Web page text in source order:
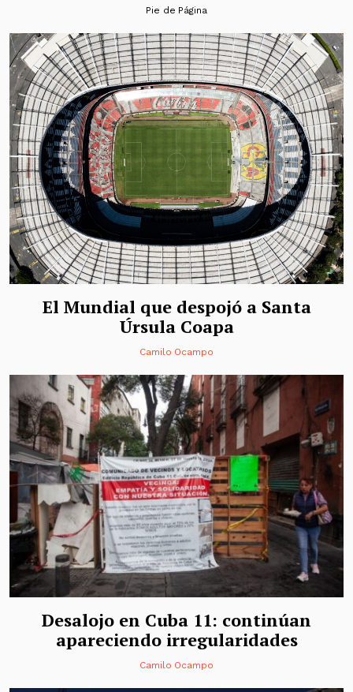
Pie de Página
El Mundial que despojó a Santa
Úrsula Coapa
Camilo Ocampo
Desalojo en Cuba 11: continúan
apareciendo irregularidades
Camilo Ocampo